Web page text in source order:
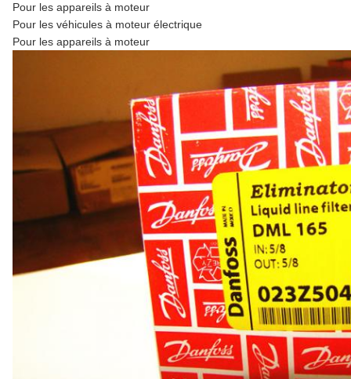
Pour les appareils à moteur
Pour les véhicules à moteur électrique
Pour les appareils à moteur